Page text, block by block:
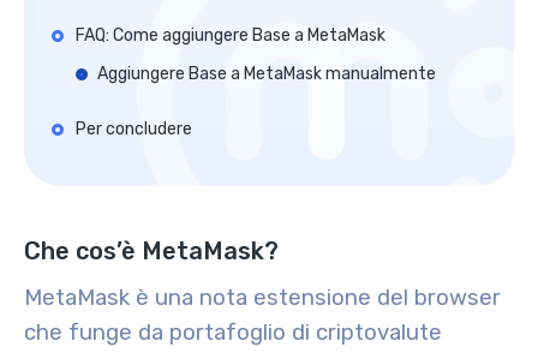
FAQ: Come aggiungere Base a MetaMask
Aggiungere Base a MetaMask manualmente
Per concludere
Che cos’è MetaMask?
MetaMask è una nota estensione del browser
che funge da portafoglio di criptovalute